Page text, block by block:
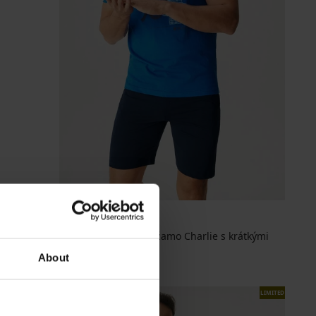
About
Pánské bavlněné pyžamo Charlie s krátkými
799 Kč
LIMITED